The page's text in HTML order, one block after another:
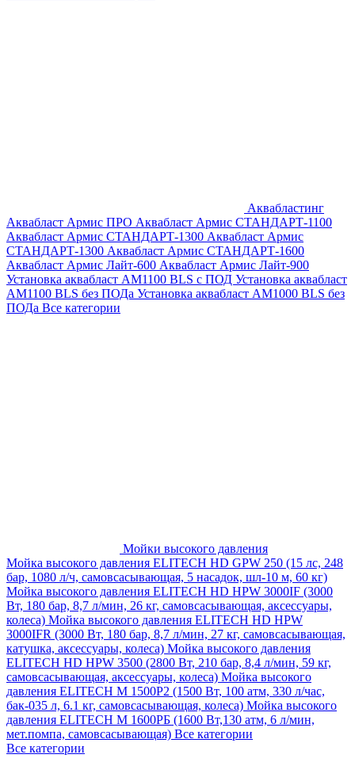
Аквабластинг
Аквабласт Армис ПРО Аквабласт Армис СТАНДАРТ-1100
Аквабласт Армис СТАНДАРТ-1300 Аквабласт Армис
СТАНДАРТ-1300 Аквабласт Армис СТАНДАРТ-1600
Аквабласт Армис Лайт-600 Аквабласт Армис Лайт-900
Установка аквабласт AM1100 BLS с ПОД Установка аквабласт
AM1100 BLS без ПОДа Установка аквабласт AM1000 BLS без
ПОДа Все категории
Мойки высокого давления
Мойка высокого давления ELITECH HD GPW 250 (15 лс, 248
бар, 1080 л/ч, самовсасывающая, 5 насадок, шл-10 м, 60 кг)
Мойка высокого давления ELITECH HD HPW 3000IF (3000
Вт, 180 бар, 8,7 л/мин, 26 кг, самовсасывающая, аксессуары,
колеса) Мойка высокого давления ELITECH HD HPW
3000IFR (3000 Вт, 180 бар, 8,7 л/мин, 27 кг, самовсасывающая,
катушка, аксессуары, колеса) Мойка высокого давления
ELITECH HD HPW 3500 (2800 Вт, 210 бар, 8,4 л/мин, 59 кг,
самовсасывающая, аксессуары, колеса) Мойка высокого
давления ELITECH M 1500P2 (1500 Вт, 100 атм, 330 л/час,
бак-035 л, 6.1 кг, самовсасывающая, колеса) Мойка высокого
давления ELITECH М 1600РБ (1600 Вт,130 атм, 6 л/мин,
мет.помпа, самовсасывающая) Все категории
Все категории